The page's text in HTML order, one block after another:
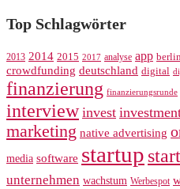
Top Schlagwörter
2013 2014 2015 2017 analyse app
crowdfunding deutschland digital
finanzierung finanzierungsrunde
interview invest
marketing native advertising
media software startup
unternehmen wachstum Werbespot